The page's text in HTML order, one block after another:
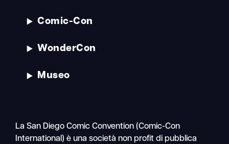
Comic-Con
WonderCon
Museo
La San Diego Comic Convention (Comic-Con
International) è una società non profit di pubblica